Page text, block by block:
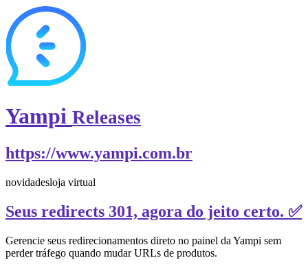
Yampi Releases
https://www.yampi.com.br
novidadesloja virtual
Seus redirects 301, agora do jeito certo. ✅
Gerencie seus redirecionamentos direto no painel da Yampi sem
perder tráfego quando mudar URLs de produtos.